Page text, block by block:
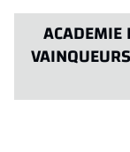
ACADEMIE